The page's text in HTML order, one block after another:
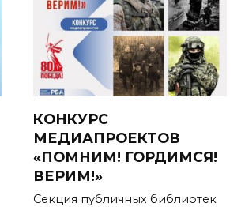
КОНКУРС
МЕДИАПРОЕКТОВ
«ПОМНИМ! ГОРДИМСЯ!
ВЕРИМ!»
Секция публичных библиотек